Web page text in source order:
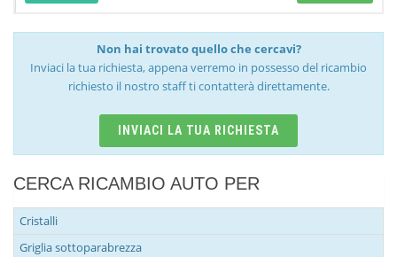
Non hai trovato quello che cercavi?
Inviaci la tua richiesta, appena verremo in possesso del ricambio
richiesto il nostro staff ti contatterà direttamente.
INVIACI LA TUA RICHIESTA
CERCA RICAMBIO AUTO PER
Cristalli
Griglia sottoparabrezza